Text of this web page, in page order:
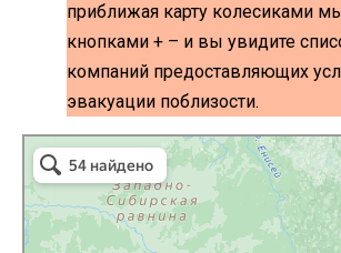
приближая карту колесиками
кнопками + – и вы увидите
компаний предоставляющих
эвакуации поблизости.
Волоколамск